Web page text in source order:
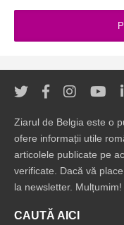
Ziarul de Belgia este o
ofere informații utile
articolele publicate pe
verificate. Dacă vă
la newsletter. Mulțumim!
CAUTĂ AICI